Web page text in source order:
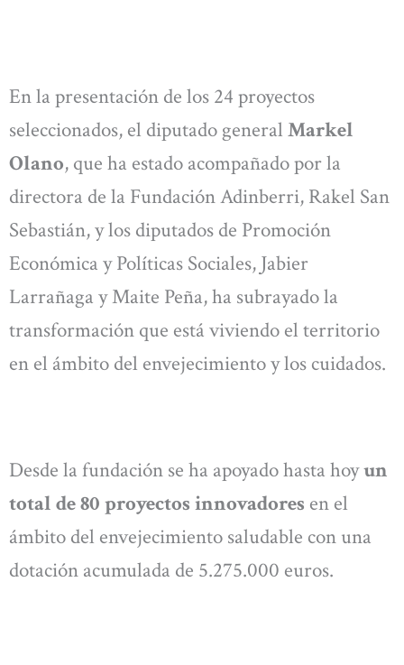
En la presentación de los 24 proyectos
seleccionados, el diputado general Markel
Olano, que ha estado acompañado por la
directora de la Fundación Adinberri, Rakel San
Sebastián, y los diputados de Promoción
Económica y Políticas Sociales, Jabier
Larrañaga y Maite Peña, ha subrayado la
transformación que está viviendo el territorio
en el ámbito del envejecimiento y los cuidados.
Desde la fundación se ha apoyado hasta hoyun
total de 80 proyectos innovadores en el
ámbito del envejecimiento saludable con una
dotación acumulada de 5.275.000 euros.